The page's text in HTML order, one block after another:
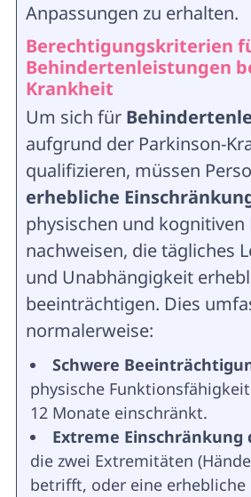
Anpassungen zu erhalten.
Berechtigungskriterien
Behindertenleistungen
Krankheit
Um sich für
aufgrund der Parkinson-
qualifizieren, müssen
erhebliche
physischen und kognitiven
nachweisen, die tägliches
und Unabhängigkeit
beeinträchtigen. Dies
normalerweise:
Schwere
physische
12 Monate einschränkt.
Extreme
die zwei Extremitäten
betrifft, oder eine erhebliche